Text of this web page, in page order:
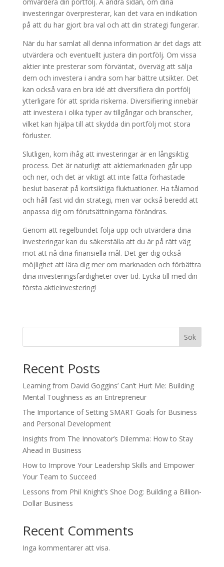
investeringar överpresterar, kan det vara en indikation
på att du har gjort bra val och att din strategi fungerar.
När du har samlat all denna information är det dags att
utvärdera och eventuellt justera din portfölj. Om vissa
aktier inte presterar som förväntat, överväg att sälja
dem och investera i andra som har bättre utsikter. Det
kan också vara en bra idé att diversifiera din portfölj
ytterligare för att sprida riskerna. Diversifiering innebär
att investera i olika typer av tillgångar och branscher,
vilket kan hjälpa till att skydda din portfölj mot stora
förluster.
Slutligen, kom ihåg att investeringar är en långsiktig
process. Det är naturligt att aktiemarknaden går upp
och ner, och det är viktigt att inte fatta förhastade
beslut baserat på kortsiktiga fluktuationer. Ha tålamod
och håll fast vid din strategi, men var också beredd att
anpassa dig om förutsättningarna förändras.
Genom att regelbundet följa upp och utvärdera dina
investeringar kan du säkerställa att du är på rätt väg
mot att nå dina finansiella mål. Det ger dig också
möjlighet att lära dig mer om marknaden och förbättra
dina investeringsfärdigheter över tid. Lycka till med din
första aktieinvestering!
Sök
Recent Posts
Learning from David Goggins’ Can’t Hurt Me: Building
Mental Toughness as an Entrepreneur
The Importance of Setting SMART Goals for Business
and Personal Development
Insights from The Innovator’s Dilemma: How to Stay
Ahead in Business
How to Improve Your Leadership Skills and Empower
Your Team to Succeed
Lessons from Phil Knight’s Shoe Dog: Building a Billion-
Dollar Business
Recent Comments
Inga kommentarer att visa.